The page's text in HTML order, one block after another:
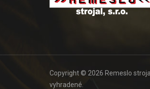
Copyright © 2026 Remeslo
vyhradené.